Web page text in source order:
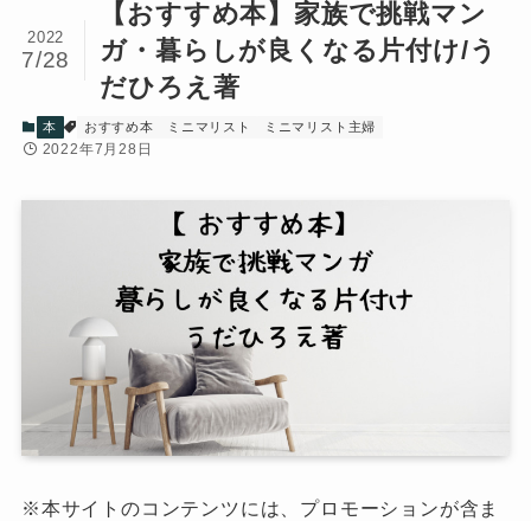
【おすすめ本】家族で挑戦マン
ガ・暮らしが良くなる片付け/う
だひろえ著
2022
7/28
本 おすすめ本 ミニマリスト ミニマリスト主婦
2022年7月28日
※本サイトのコンテンツには、プロモーションが含ま